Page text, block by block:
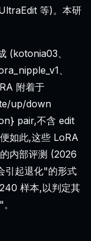
等)。本研
(kotonia03、
、
附着于
up/down
pair,不含 edit
如此,这些 LoRA
内部评测 (2026
引起退化"的形式
样本,以判定其